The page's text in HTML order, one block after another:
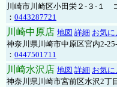
川崎市川崎区小田栄２‐３‐１
： 0443287721
川崎中原店 地図 詳細 お気
神奈川県川崎市中原区宮内2-
： 0447501711
川崎水沢店 地図 詳細 お気
神奈川県川崎市宮前区水沢2丁